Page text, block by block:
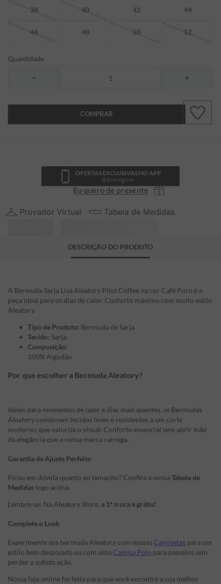
38 40 42 44
46 48 50 52
Quantidade
＋
－
COMPRAR
OFERTAS EXCLUSIVAS NO APP
Baixe Agora!
Eu quero de presente
Provador Virtual Tabela de Medidas
DESCRIÇÃO DO PRODUTO
A Bermuda Sarja Lisa Aleatory Pilot Coffee na cor Café Puro é a
peça ideal para os dias de calor. Conforto máximo com muito estilo
Aleatory.
Tipo de Produto: Bermuda de Sarja
Tecido: Sarja
Composição:
100% Algodão
Por que escolher a Bermuda Aleatory?
Ideais para momentos de lazer e dias mais quentes, as Bermudas
Aleatory combinam tecidos leves e resistentes a um corte
moderno, que valoriza o visual. Conforto essencial sem abrir mão
da elegância que a nossa marca carrega.
Garantia de Ajuste Perfeito
Ficou em dúvida quanto ao tamanho? Confira a nossa Tabela de
Medidas logo acima.
Lembre-se: Na Aleatory Store, a 1ª troca é grátis!
Complete o Look
Experimente sua bermuda Aleatory com nossas Camisetas para um
estilo bem despojado ou com uma Camisa Polo para passeios sem
perder a sofisticação.
Nossa loja online foi feita para que você encontre a sua melhor